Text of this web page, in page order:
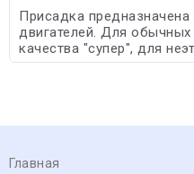
Присадка
двигателей. Для
качества "супер", для
Главная